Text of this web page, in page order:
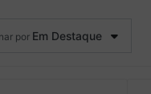
por Em Destaque